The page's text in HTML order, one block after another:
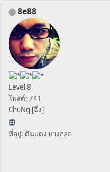
8e88
Level 8
โพสต์: 741
ChuNg [ฉึ่ง]
ที่อยู่: ดินแดง บางกอก